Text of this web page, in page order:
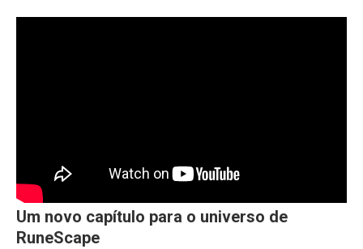
Um novo capítulo para o universo de
RuneScape